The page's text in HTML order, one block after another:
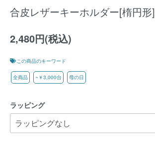
合皮レザーキーホルダー[楕円形]
2,480円(税込)
この商品のキーワード
全商品 ~￥3,000台 母の日
ラッピング